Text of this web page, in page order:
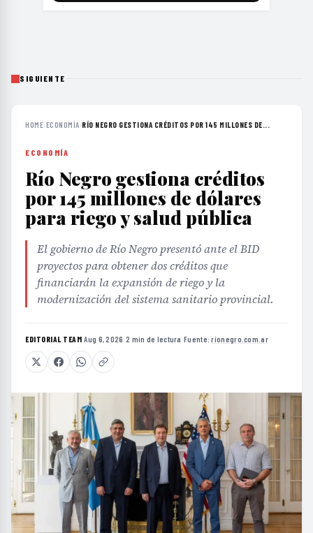
SIGUIENTE
HOME›ECONOMÍA›RÍO NEGRO GESTIONA CRÉDITOS POR 145 MILLONES DE...
ECONOMÍA
Río Negro gestiona créditos
por 145 millones de dólares
para riego y salud pública
El gobierno de Río Negro presentó ante el BID
proyectos para obtener dos créditos que
financiarán la expansión de riego y la
modernización del sistema sanitario provincial.
EDITORIAL TEAM·Aug 6, 2026 ·2 min de lectura ·Fuente:rionegro.com.ar